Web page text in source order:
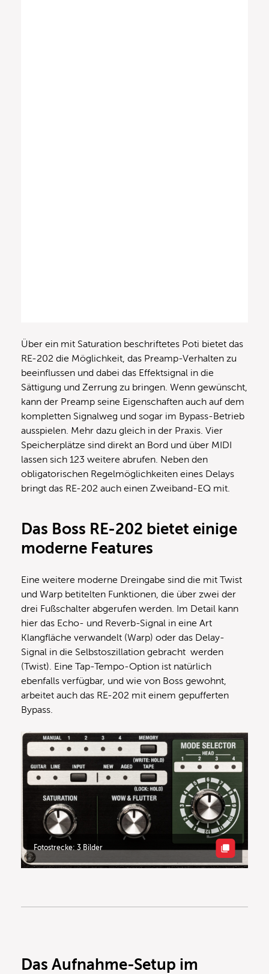
Über ein mit Saturation beschriftetes Poti bietet das
RE-202 die Möglichkeit, das Preamp-Verhalten zu
beeinflussen und dabei das Effektsignal in die
Sättigung und Zerrung zu bringen. Wenn gewünscht,
kann der Preamp seine Eigenschaften auch auf dem
kompletten Signalweg und sogar im Bypass-Betrieb
ausspielen. Mehr dazu gleich in der Praxis. Vier
Speicherplätze sind direkt an Bord und über MIDI
lassen sich 123 weitere abrufen. Neben den
obligatorischen Regelmöglichkeiten eines Delays
bringt das RE-202 auch einen Zweiband-EQ mit.
Das Boss RE-202 bietet einige
moderne Features
Eine weitere moderne Dreingabe sind die mit Twist
und Warp betitelten Funktionen, die über zwei der
drei Fußschalter abgerufen werden. Im Detail kann
hier das Echo- und Reverb-Signal in eine Art
Klangfläche verwandelt (Warp) oder das Delay-
Signal in die Selbstoszillation gebracht werden
(Twist). Eine Tap-Tempo-Option ist natürlich
ebenfalls verfügbar, und wie von Boss gewohnt,
arbeitet auch das RE-202 mit einem gepufferten
Bypass.
Fotostrecke: 3 Bilder
Das Aufnahme-Setup im